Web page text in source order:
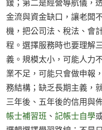
鍰；第二是經營導航儀，
金流與資金缺口，讓老闆
機，把公司法、稅法、會
程。選擇服務時也要理解
義。規模太小，可能人力
業不足，可能只會做申報
務結構；缺乏長期主義，
三年後、五年後的信用與
帳士補習班 、 記帳士自學